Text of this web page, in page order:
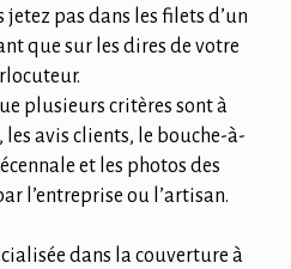
pas dans les filets d’un
que sur les dires de votre
plusieurs critères sont à
avis clients, le bouche-à-
et les photos des
l’entreprise ou l’artisan.
dans la couverture à